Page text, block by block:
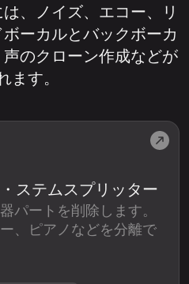
、ノイズ、エコー、リ
ーカルとバックボーカ
のクローン作成などが
ます。
ステムスプリッター
パートを削除します。
、ピアノなどを分離で